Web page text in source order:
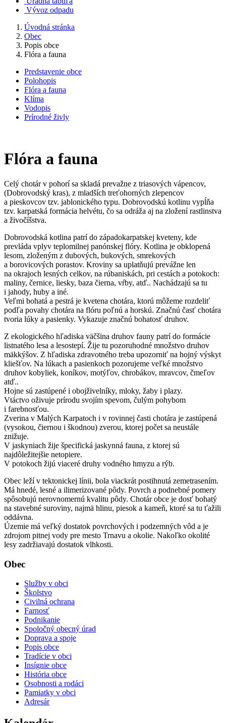
Vývoz odpadu
Úvodná stránka
Obec
Popis obce
Flóra a fauna
Predstavenie obce
Polohopis
Flóra a fauna
Klíma
Vodopis
Prírodné živly
Flóra a fauna
Celý chotár v pohorí sa skladá prevažne z triasových vápencov,
(Dobrovodský kras), z mladších treťohorných zlepencov
a pieskovcov tzv. jablonického typu. Dobrovodskú kotlinu vypĺňa
tzv. karpatská formácia helvétu, čo sa odráža aj na zložení rastlinstva
a živočíšstva.
Dobrovodská kotlina patrí do západokarpatskej kveteny, kde
prevláda vplyv teplomilnej panónskej flóry. Kotlina je obklopená
lesom, zloženým z dubových, bukových, smrekových
a borovicových porastov. Kroviny sa uplatňujú prevážne len
na okrajoch lesných celkov, na rúbaniskách, pri cestách a potokoch:
maliny, černice, liesky, baza čierna, vŕby, atď.. Nachádzajú sa tu
i jahody, huby a iné.
Veľmi bohatá a pestrá je kvetena chotára, ktorú môžeme rozdeliť
podľa povahy chotára na flóru poľnú a horskú. Značnú časť chotára
tvoria lúky a pasienky. Vykazuje značnú bohatosť druhov.
Z ekologického hľadiska väčšina druhov fauny patrí do formácie
listnatého lesa a lesostepí. Žije tu pozoruhodné množstvo druhov
mäkkýšov. Z hľadiska zdravotného treba upozorniť na hojný výskyt
kliešťov. Na lúkach a pasienkoch pozorujeme veľké množstvo
druhov kobyliek, koníkov, motýľov, chrobákov, mravcov, čmeľov
atď..
Hojne sú zastúpené i obojživelníky, mloky, žaby i plazy.
Vtáctvo oživuje prírodu svojím spevom, čulým pohybom
i farebnosťou.
Zverina v Malých Karpatoch i v rovinnej časti chotára je zastúpená
(vysokou, čiernou i škodnou) zverou, ktorej počet sa neustále
znižuje.
V jaskyniach žije špecifická jaskynná fauna, z ktorej sú
najdôležitejšie netopiere.
V potokoch žijú viaceré druhy vodného hmyzu a rýb.
Obec leží v tektonickej línii, bola viackrát postihnutá zemetrasením.
Má hnedé, lesné a ilimerizované pôdy. Povrch a podnebné pomery
spôsobujú nerovnomernú kvalitu pôdy. Chotár obce je dosť bohatý
na stavebné suroviny, najmä hlinu, piesok a kameň, ktoré sa tu ťažili
oddávna.
Územie má veľký dostatok povrchových i podzemných vôd a je
zdrojom pitnej vody pre mesto Trnavu a okolie. Nakoľko okolité
lesy zadržiavajú dostatok vlhkosti.
Obec
Služby v obci
Školstvo
Civilná ochrana
Farnosť
Podnikanie
Spoločný obecný úrad
Doprava a spoje
Popis obce
Tradície v obci
Insígnie obce
História obce
Osobnosti a rodáci
Pamiatky v obci
Adresár